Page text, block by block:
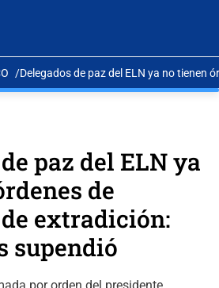
Delegados de paz del ELN ya no tienen
paz del ELN ya
de
extradición:
supendió